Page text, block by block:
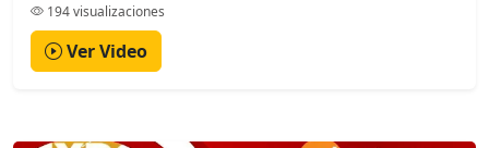
194 visualizaciones
Ver Video